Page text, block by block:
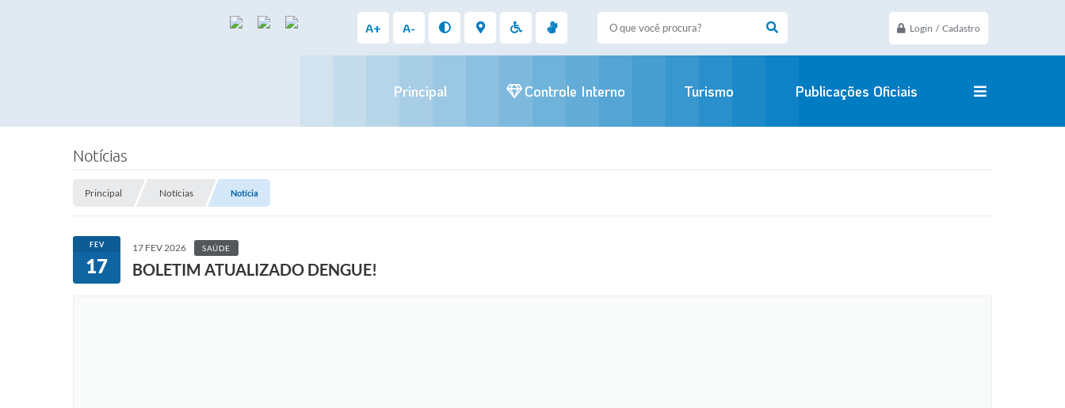
Login / Cadastro
A+ A-
Principal Controle Interno Turismo Publicações Oficiais
Notícias
Principal Notícias Notícia
FEV
17
17 FEV 2026 SAÚDE
BOLETIM ATUALIZADO DENGUE!